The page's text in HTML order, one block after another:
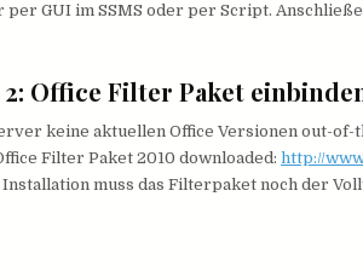
per GUI im SSMS oder per Script.
Office Filter Paket
keine aktuellen Office Versionen out-
Filter Paket 2010 downloaded: http://
muss das Filterpaket noch der